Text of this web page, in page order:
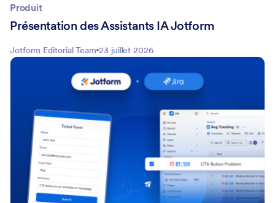
Produit
Présentation des Assistants IA Jotform
Jotform Editorial Team 23 juillet 2026